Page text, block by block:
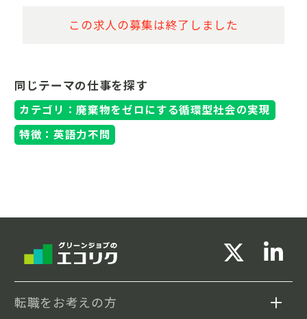
この求人の募集は終了しました
同じテーマの仕事を探す
カテゴリ：廃棄物をゼロにする循環型社会の実現
特徴：英語力不問
転職をお考えの方